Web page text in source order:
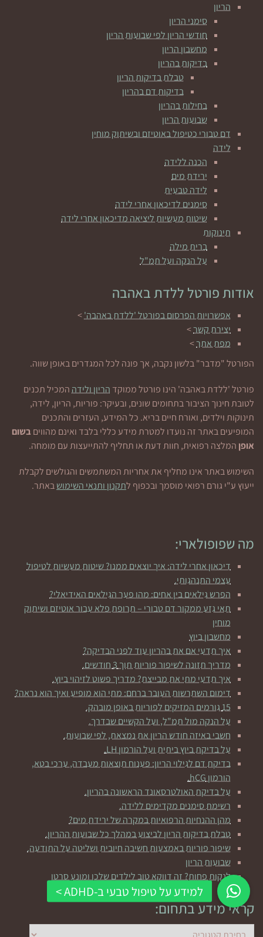
הריון
סימני הריון
חודשי הריון לפי שבועות הריון
מחשבון הריון
בדיקות בהריון
טבלת בדיקות הריון
בדיקות דם בהריון
בחילות בהריון
שבועות הריון
דם טבורי כטיפול באוטיזם ובשיתוק מוחין
לידה
הכנה ללידה
ירידת מים
לידה טבעית
סימנים לדיכאון אחרי לידה
שיטות מעשיות ליציאה מדיכאון אחרי לידה
תינוקות
ברית מילה
על הנקה ועל תמ"ל
אודות פורטל ללדת באהבה
אפשרויות הפרסום בפורטל 'ללדת באהבה'>
יצירת קשר>
מפת אתר>
הפורטל "מדבר" בלשון נקבה, אך פונה לכל המגדרים באופן שווה.
פורטל 'ללדת באהבה' הינו פורטל ממוקד הריון ולידההמכיל תכנים
לטובת חינוך הציבור בתחומים שונים, ובעיקר: פוריות, הריון, לידה,
תינוקות וילדים, ואורח חיים בריא. כל המידע, העזרים והתכנים
המופיעים באתר זה נועדו למטרת מידע כללי בלבד ואינם מהוויםבשום
אופן המלצה רפואית, חוות דעת או תחליף להתייעצות עם מומחה.
השימוש באתר אינו מחליף את אחריות המשתמשים והגולשים לקבלת
ייעוץ ע"י גורם רפואי מוסמך ובכפוף לתקנון ותנאי השימושבאתר.
מה שפופולארי:
דיכאון אחרי לידה: איך יוצאים ממנו? שיטות מעשיות לטיפול
עצמי התנהגותי.
הפרש גילאים בין אחים: מהו פער הגילאים האידיאלי?
תאי גזע ממקור דם טבורי – תרופת פלא עבור אוטיזם ושיתוק
מוחין
מחשבון ביוץ
איך תדעי אם את בהריון עוד לפני הבדיקה?
מדריך תזונה לשיפור פוריות תוך 3 חודשים.
איך תדעי מתי את מבייצת? מדריך פשוט לזיהוי ביוץ.
דימום השתרשות העובר ברחם: מתי הוא מופיע ואיך הוא נראה?
15 גורמים המזיקים לפוריות באופן מובהק.
על הנקה מול תמ"ל, ועל הקשיים שבדרך.
חשבי באיזה חודש הריון את נמצאת, לפי שבועות.
על בדיקת ביוץ ביתית ועל הורמון LH.
בדיקת דם לגילוי הריון: פענוח תוצאות מעבדה, ערכי בטא,
הורמון hCG.
על בדיקת האולטרסאונד הראשונה בהריון.
רשימת סימנים מקדימים ללידה.
מהן ההנחיות הרפואיות במקרה של ירידת מים?
טבלת בדיקות הריון לביצוע במהלך כל שבועות ההריון.
שיפור פוריות באמצעות חשיבה חיובית ושליטה על התודעה.
שבועות הריון
לנקות פחות? זה דווקא טוב לילדים שלכן ומונע סרטן
קראי מידע בתחום:
קראי